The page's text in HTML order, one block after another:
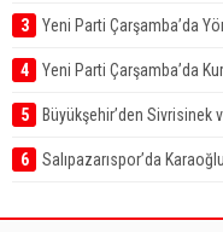
3 Yeni Parti Çarşamba’da
4 Yeni Parti Çarşamba’da
5 Büyükşehir’den Sivrisinek
6 Salıpazarıspor’da